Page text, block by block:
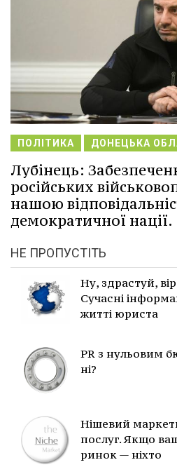
ПОЛІТИКА ДОНЕЦЬКА
Лубінець:
російських
нашою
демократичної нації.
НЕ ПРОПУСТІТЬ
Ну, здрастуй,
Сучасні
житті юриста
PR з нульовим
ні?
Нішевий
послуг. Якщо
ринок — ніхто